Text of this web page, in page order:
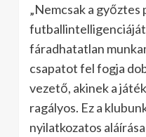
„Nemcsak a
futballintelligenciáját
fáradhatatlan
csapatot fel fogja
vezető, akinek a
ragályos. Ez a
nyilatkozatos